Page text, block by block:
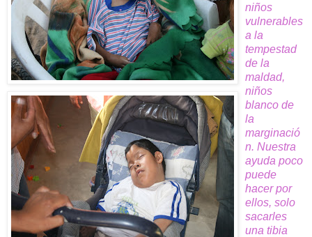
niños
vulnerables
a la
tempestad
de la
maldad,
niños
blanco de
la
marginació
n. Nuestra
ayuda poco
puede
hacer por
ellos, solo
sacarles
una tibia